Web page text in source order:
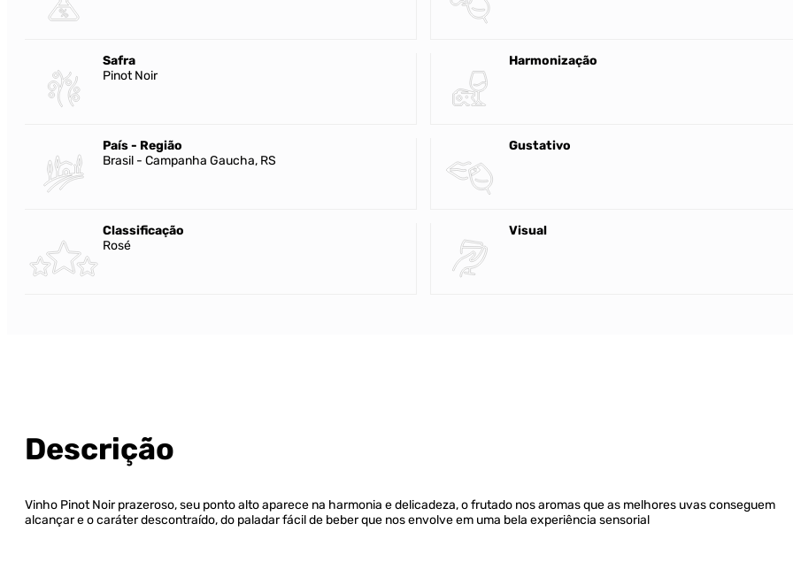
Safra
Pinot Noir
Harmonização
País - Região
Brasil - Campanha Gaucha, RS
Gustativo
Classificação
Rosé
Visual
Descrição
Vinho Pinot Noir prazeroso, seu ponto alto aparece na harmonia e delicadeza, o frutado nos aromas que as melhores uvas conseguem
alcançar e o caráter descontraído, do paladar fácil de beber que nos envolve em uma bela experiência sensorial